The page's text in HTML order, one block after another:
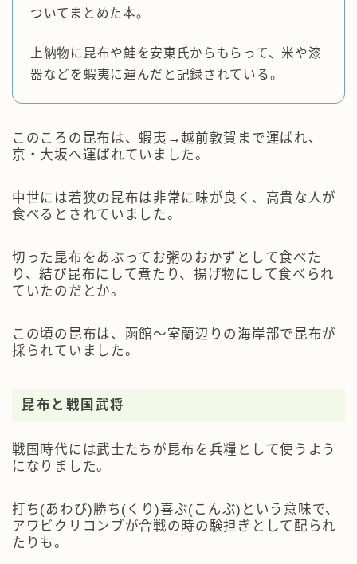
ついてまとめた本。
上納物に昆布や鮭を安東氏からもらって、米や漆
器などを蝦夷に運んだと記録されている。
このころの昆布は、蝦夷→越前敦賀まで運ばれ、
京・大坂へ運ばれていました。
中世には若狭の昆布は非常に味が良く、高貴な人が
食べるとされていました。
切った昆布をあぶってお粥のおかずとして食べた
り、結び昆布にして煮たり、揚げ物にして食べられ
ていたのだとか。
この頃の昆布は、函館～室蘭辺りの海岸部で昆布が
採られていました。
昆布と戦国武将
戦国時代には武士たちが昆布を兵糧として使うよう
になりました。
打ち(あわび)勝ち(くり)喜ぶ(こんぶ)という意味で、
アワビクリコンブが合戦の時の験担ぎとして配られ
たりも。